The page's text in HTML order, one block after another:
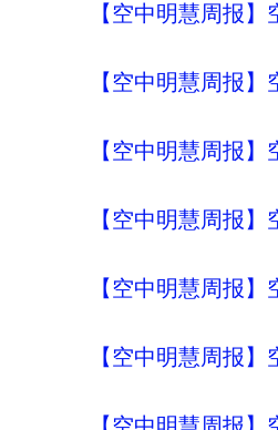
【空中明慧周报
【空中明慧周报
【空中明慧周报
【空中明慧周报
【空中明慧周报
【空中明慧周报